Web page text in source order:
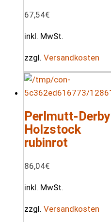
67,54€
inkl. MwSt.
zzgl. Versandkosten
Perlmutt-Derby
Holzstock
rubinrot
86,04€
inkl. MwSt.
zzgl. Versandkosten